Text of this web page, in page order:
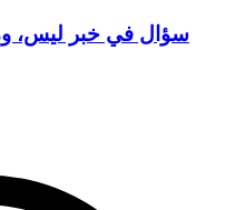
سؤال في خبر ليس،